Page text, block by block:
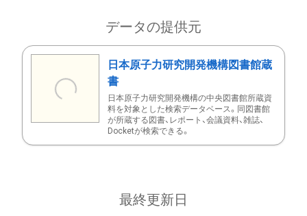
データの提供元
日本原子力研究開発機構図書館蔵
書
日本原子力研究開発機構の中央図書館所蔵資
料を対象とした検索データベース。同図書館
が所蔵する図書、レポート、会議資料、雑誌、
Docketが検索できる。
最終更新日